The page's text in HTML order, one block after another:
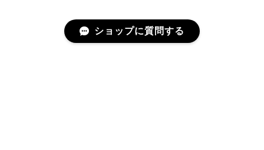
ショップに質問する